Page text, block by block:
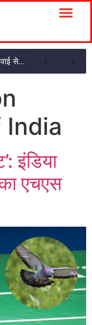
भोपाल-रीवा, पटना और कोलकाता आज से 4 नई सीधी हवाई सेवाएं: CM मोहन यादव ने दिखाई हरी झंडी
इंडिया
एचएस